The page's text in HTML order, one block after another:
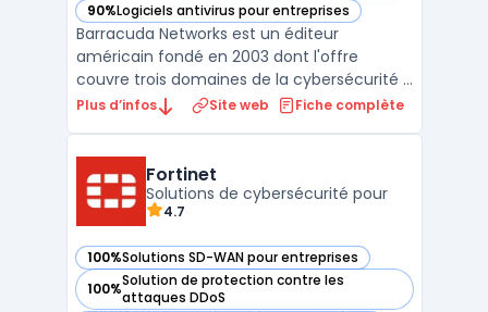
90%Logiciels antivirus pour entreprises
— voir Barracuda Networks dans cette catégorie
Barracuda Networks est un éditeur
américain fondé en 2003 dont l'offre
couvre trois domaines de la cybersécurité :
email security, protection des applications
regroupe l'ensemble des produits sous une
console d'administration unif ...
Plus d’infos Site web Fiche complète
Fortinet
Solutions de cybersécurité pour
4.7
100%Solutions SD-WAN pour entreprises
— voir Fortinet dans cette catégorie
100%Solution de protection contre les
attaques DDoS
— voir Fortinet dans cette catégorie